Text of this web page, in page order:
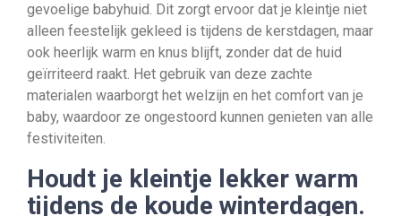
gevoelige babyhuid. Dit zorgt ervoor dat je kleintje niet
alleen feestelijk gekleed is tijdens de kerstdagen, maar
ook heerlijk warm en knus blijft, zonder dat de huid
geïrriteerd raakt. Het gebruik van deze zachte
materialen waarborgt het welzijn en het comfort van je
baby, waardoor ze ongestoord kunnen genieten van alle
festiviteiten.
Houdt je kleintje lekker warm
tijdens de koude winterdagen.